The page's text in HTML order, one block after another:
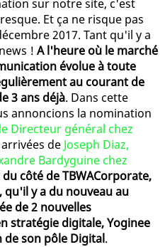
sur notre site, c'est
Et ça ne risque pas
2017. Tant qu'il y a
! A l'heure où le marché
évolue à toute
au courant de
3 ans déjà. Dans cette
annoncions la nomination
Directeur général chez
de Joseph Diaz,
Bardyguine chez
côté de TBWACorporate,
qu'il y a du nouveau au
de 2 nouvelles
stratégie digitale, Yoginee
de son pôle Digital.